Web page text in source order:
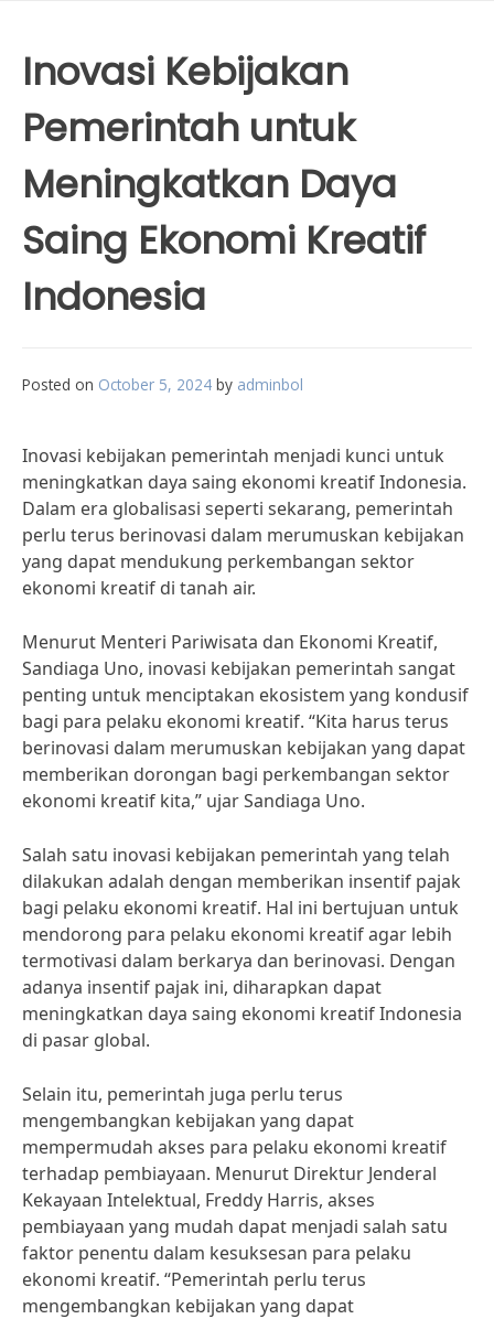
Inovasi Kebijakan
Pemerintah untuk
Meningkatkan Daya
Saing Ekonomi Kreatif
Indonesia
Posted on October 5, 2024 by adminbol
Inovasi kebijakan pemerintah menjadi kunci untuk
meningkatkan daya saing ekonomi kreatif Indonesia.
Dalam era globalisasi seperti sekarang, pemerintah
perlu terus berinovasi dalam merumuskan kebijakan
yang dapat mendukung perkembangan sektor
ekonomi kreatif di tanah air.
Menurut Menteri Pariwisata dan Ekonomi Kreatif,
Sandiaga Uno, inovasi kebijakan pemerintah sangat
penting untuk menciptakan ekosistem yang kondusif
bagi para pelaku ekonomi kreatif. “Kita harus terus
berinovasi dalam merumuskan kebijakan yang dapat
memberikan dorongan bagi perkembangan sektor
ekonomi kreatif kita,” ujar Sandiaga Uno.
Salah satu inovasi kebijakan pemerintah yang telah
dilakukan adalah dengan memberikan insentif pajak
bagi pelaku ekonomi kreatif. Hal ini bertujuan untuk
mendorong para pelaku ekonomi kreatif agar lebih
termotivasi dalam berkarya dan berinovasi. Dengan
adanya insentif pajak ini, diharapkan dapat
meningkatkan daya saing ekonomi kreatif Indonesia
di pasar global.
Selain itu, pemerintah juga perlu terus
mengembangkan kebijakan yang dapat
mempermudah akses para pelaku ekonomi kreatif
terhadap pembiayaan. Menurut Direktur Jenderal
Kekayaan Intelektual, Freddy Harris, akses
pembiayaan yang mudah dapat menjadi salah satu
faktor penentu dalam kesuksesan para pelaku
ekonomi kreatif. “Pemerintah perlu terus
mengembangkan kebijakan yang dapat